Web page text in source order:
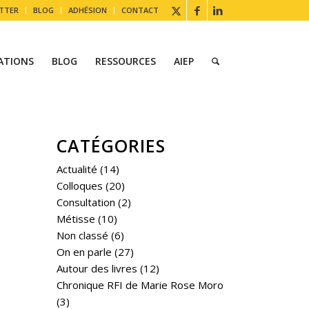
BLOG ADHÉSION CONTACT
BLOG RESSOURCES AIEP
CATÉGORIES
Actualité (14)
Colloques (20)
Consultation (2)
Métisse (10)
Non classé (6)
On en parle (27)
Autour des livres (12)
Chronique RFI de Marie Rose Moro
(3)